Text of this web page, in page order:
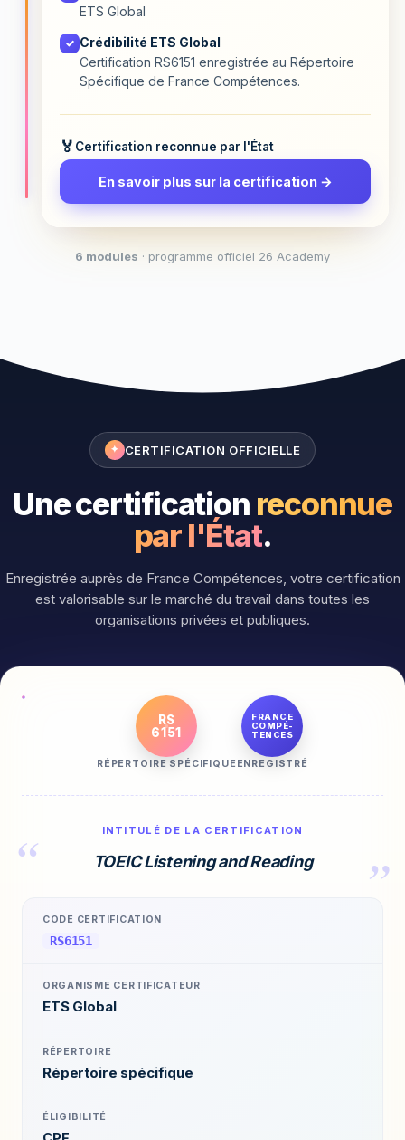
ETS Global
✓ Crédibilité ETS Global
Certification RS6151 enregistrée au Répertoire
Spécifique de France Compétences.
Certification reconnue par l'État
En savoir plus sur la certification →
6 modules · programme officiel 26 Academy
✦ CERTIFICATION OFFICIELLE
Une certification reconnue
par l'État.
Enregistrée auprès de France Compétences, votre certification
est valorisable sur le marché du travail dans toutes les
organisations privées et publiques.
RS
6151
RÉPERTOIRE SPÉCIFIQUE
FRANCE
COMPÉ-
TENCES
ENREGISTRÉ
INTITULÉ DE LA CERTIFICATION
TOEIC Listening and Reading
CODE CERTIFICATION
RS6151
ORGANISME CERTIFICATEUR
ETS Global
RÉPERTOIRE
Répertoire spécifique
ÉLIGIBILITÉ